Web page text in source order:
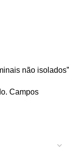
não isolados”
Campos